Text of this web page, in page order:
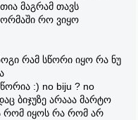
მაგრამ თავს
რო ვიყო
რამ სწორი იყო რა ნუ
:) no biju ? no
ბიჯუზე არააა მარტო
რომ იყოს რა რომ არ